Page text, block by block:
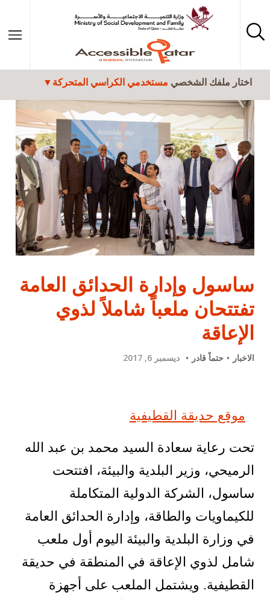
تجاوز إلى المحتوى الرئيسي
اختار ملفك الشخصي مستخدمي الكراسي المتحركة
ساسول وإدارة الحدائق العامة
تفتتحان ملعباً شاملاً لذوي
الإعاقة
الاخبار حتماً قادر ديسمبر 6, 2017
موقع حديقة القطيفية
تحت رعاية سعادة السيد محمد بن عبد الله
الرميحي، وزير البلدية والبيئة، افتتحت
ساسول، الشركة الدولية المتكاملة
للكيماويات والطاقة، وإدارة الحدائق العامة
في وزارة البلدية والبيئة اليوم أول ملعب
شامل لذوي الإعاقة في المنطقة في حديقة
القطيفية. ويشتمل الملعب على أجهزة